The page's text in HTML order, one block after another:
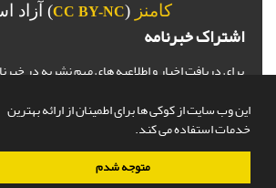
این وب سایت از کوکی ها برای اطمینان از ارائه بهترین
خدمات استفاده می کند.
متوجه شدم
کامنز (
CC BY-NC) آزاد
اشتراک خبرنامه
برای دریافت اخبار و اطلاعیه های مهم نشریه در